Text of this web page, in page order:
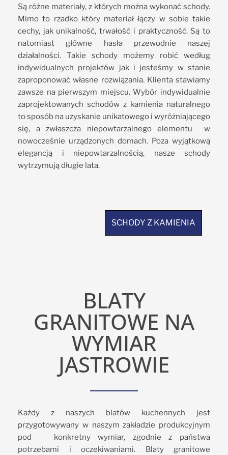
Są różne materiały, z których można wykonać schody.
Mimo to rzadko który materiał łączy w sobie takie
cechy, jak unikalność, trwałość i praktyczność. Są to
natomiast główne hasła przewodnie naszej
działalności. Takie schody możemy robić według
indywidualnych projektów jak i jesteśmy w stanie
zaproponować własne rozwiązania. Klienta stawiamy
zawsze na pierwszym miejscu. Wybór indywidualnie
zaprojektowanych schodów z kamienia naturalnego
to sposób na uzyskanie unikatowego i wyróżniającego
się, a zwłaszcza niepowtarzalnego elementu w
nowocześnie urządzonych domach. Poza wyjątkową
elegancją i niepowtarzalnością, nasze schody
wytrzymują długie lata.
SCHODY Z KAMIENIA
SCHODY Z KAMIENIA
BLATY
GRANITOWE NA
WYMIAR
JASTROWIE
Każdy z naszych blatów kuchennych jest
przygotowywany w naszym zakładzie produkcyjnym
pod konkretny wymiar, zgodnie z państwa
potrzebami i oczekiwaniami. Blaty granitowe